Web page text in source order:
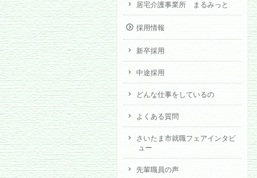
居宅介護事業所 まるみっと
採用情報
新卒採用
中途採用
どんな仕事をしているの
よくある質問
さいたま市就職フェアインタビ
ュー
先輩職員の声